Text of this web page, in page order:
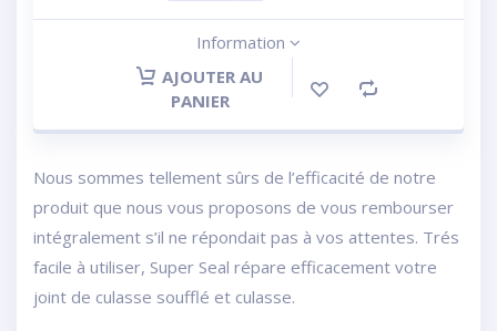
Information
AJOUTER AU
PANIER
Nous sommes tellement sûrs de l’efficacité de notre
produit que nous vous proposons de vous rembourser
intégralement s’il ne répondait pas à vos attentes. Trés
facile à utiliser, Super Seal répare efficacement votre
joint de culasse soufflé et culasse.